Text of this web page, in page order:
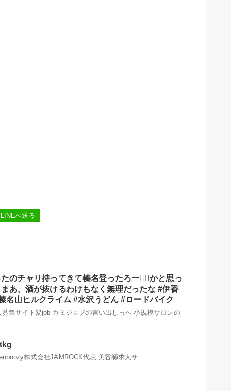
LINEへ送る
のチャリ持ってきて榛名登ったろー🚴‍♂️かと思っ
あ、酒が抜けるわけもなく無理だったな #伊香
名山ヒルクライム #水沢うどん #ロードバイク
集サイト髪job カミジョブの言い出しっぺ 小規模サロンの
株式会社JAMROCK代表 美容師求人サ …